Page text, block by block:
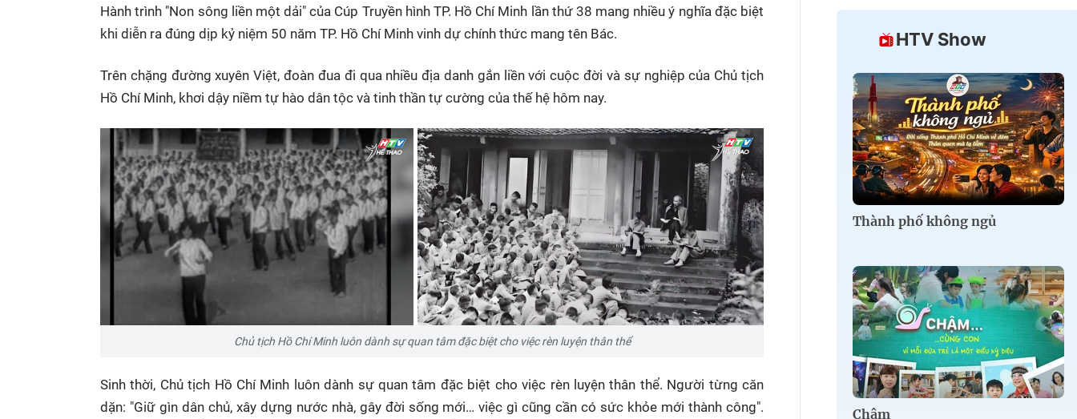
Hành trình "Non sông liền một dải" của Cúp Truyền hình TP. Hồ Chí Minh lần thứ 38 mang nhiều ý nghĩa đặc biệt
khi diễn ra đúng dịp kỷ niệm 50 năm TP. Hồ Chí Minh vinh dự chính thức mang tên Bác.
Trên chặng đường xuyên Việt, đoàn đua đi qua nhiều địa danh gắn liền với cuộc đời và sự nghiệp của Chủ tịch
Hồ Chí Minh, khơi dậy niềm tự hào dân tộc và tinh thần tự cường của thế hệ hôm nay.
Chủ tịch Hồ Chí Minh luôn dành sự quan tâm đặc biệt cho việc rèn luyện thân thể
Sinh thời, Chủ tịch Hồ Chí Minh luôn dành sự quan tâm đặc biệt cho việc rèn luyện thân thể. Người từng căn
dặn: "Giữ gìn dân chủ, xây dựng nước nhà, gây đời sống mới… việc gì cũng cần có sức khỏe mới thành công".
HTV Show
Thành phố không ngủ
Chậm